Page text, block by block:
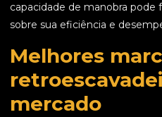
capacidade de manobra pode
sobre sua eficiência e
Melhores
mercado